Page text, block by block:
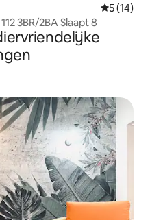
5 (14)
3BR/2BA Slaapt 8